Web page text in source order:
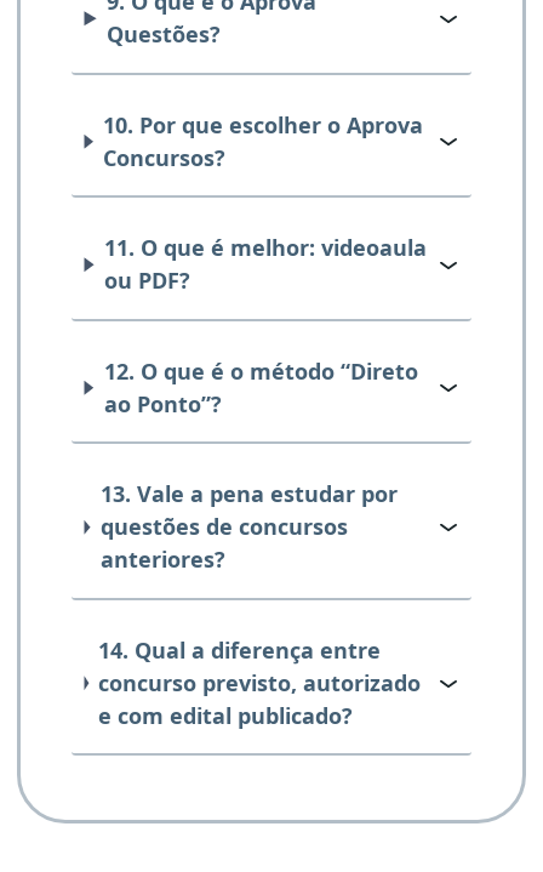
Questões?
10. Por que escolher o Aprova
Concursos?
11. O que é melhor: videoaula
ou PDF?
12. O que é o método “Direto
ao Ponto”?
13. Vale a pena estudar por
questões de concursos
anteriores?
14. Qual a diferença entre
concurso previsto, autorizado
e com edital publicado?